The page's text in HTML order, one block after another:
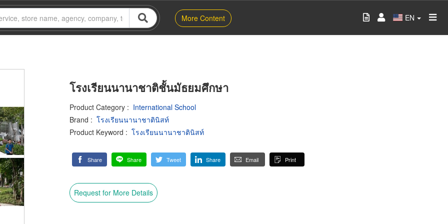
More Content EN
โรงเรียนนานาชาติชั้นมัธยมศึกษา
Product Category : International School
Brand : โรงเรียนนานาชาตินิสท์
Product Keyword : โรงเรียนนานาชาตินิสท์
Share Share Tweet Share Email Print
Request for More Details